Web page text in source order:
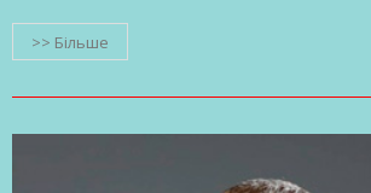
>> Більше